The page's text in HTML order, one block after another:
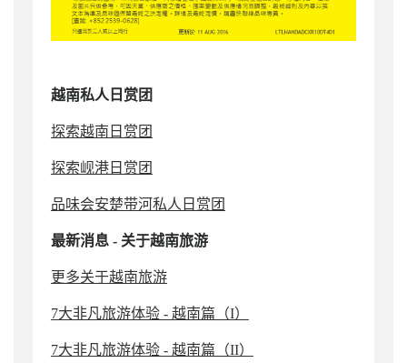
越南私人日赏团
探索越南日赏团
探索岘港日赏团
品味会安楚带河私人日赏团
最新消息- 关于越南旅游
更多关于越南旅游
7大非凡旅游体验 - 越南篇（I）
7大非凡旅游体验 - 越南篇（II）